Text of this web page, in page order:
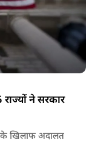
ने सरकार
के खिलाफ अदालत